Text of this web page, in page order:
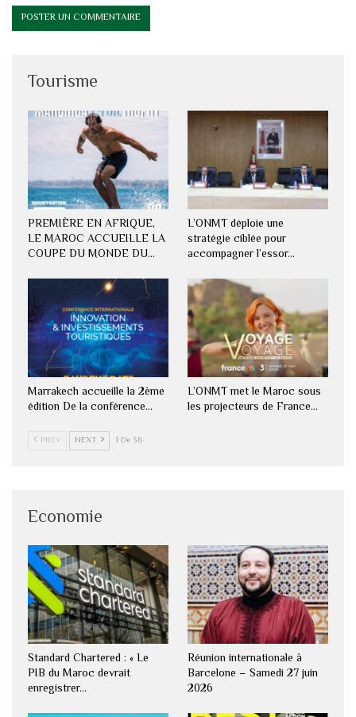
Tourisme
PREMIÈRE EN AFRIQUE,
LE MAROC ACCUEILLE LA
COUPE DU MONDE DU…
L’ONMT déploie une
stratégie ciblée pour
accompagner l’essor…
Marrakech accueille la 2ème
édition De la conférence…
L’ONMT met le Maroc sous
les projecteurs de France…
PREV NEXT 1 De 36
Economie
Standard Chartered : « Le
PIB du Maroc devrait
enregistrer…
Réunion internationale à
Barcelone – Samedi 27 juin
2026